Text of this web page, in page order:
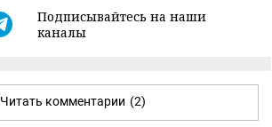
Подписывайтесь на наши
каналы
Читать комментарии (2)